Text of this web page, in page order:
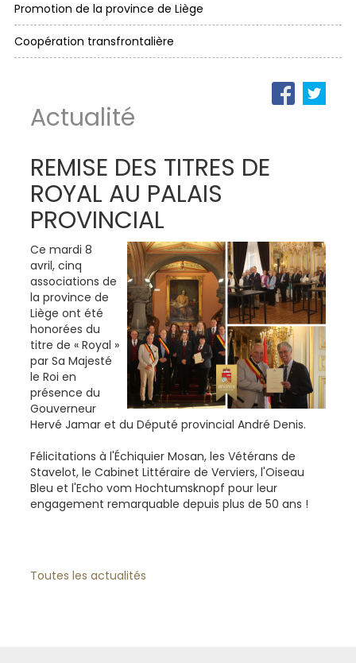
Promotion de la province de Liège
Coopération transfrontalière
Actualité
REMISE DES TITRES DE
ROYAL AU PALAIS
PROVINCIAL
Ce mardi 8
avril, cinq
associations de
la province de
Liège ont été
honorées du
titre de « Royal »
par Sa Majesté
le Roi en
présence du
Gouverneur
Hervé Jamar et du Député provincial André Denis.
Félicitations à l'Échiquier Mosan, les Vétérans de
Stavelot, le Cabinet Littéraire de Verviers, l'Oiseau
Bleu et l'Echo vom Hochtumsknopf pour leur
engagement remarquable depuis plus de 50 ans !
Toutes les actualités